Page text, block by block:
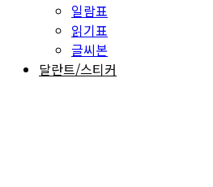
일람표
읽기표
글씨본
달란트/스티커